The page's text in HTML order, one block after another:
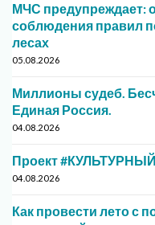
МЧС предупреждает:
соблюдения правил
лесах
05.08.2026
Миллионы судеб.
Единая Россия.
04.08.2026
Проект
04.08.2026
Как провести лето с